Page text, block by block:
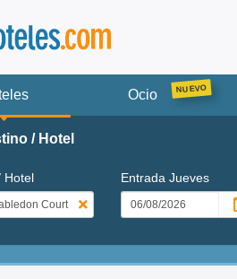
Ocio
/ Hotel
Hotel Entrada Jueves